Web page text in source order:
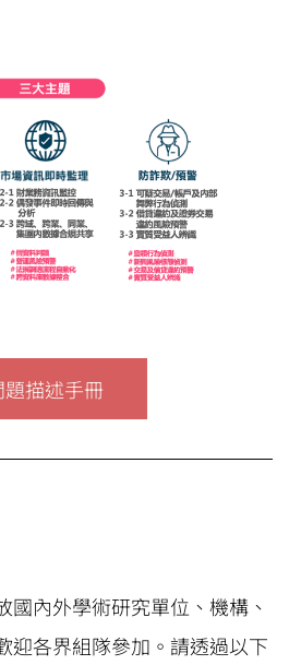
題描述手冊
國內外學術研究單位、機構、
迎各界組隊參加。請透過以下